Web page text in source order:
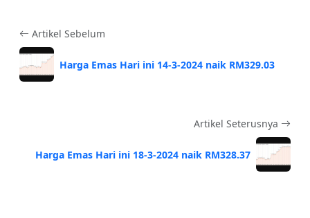
Artikel Sebelum
Harga Emas Hari ini 14-3-2024 naik RM329.03
Artikel Seterusnya
Harga Emas Hari ini 18-3-2024 naik RM328.37